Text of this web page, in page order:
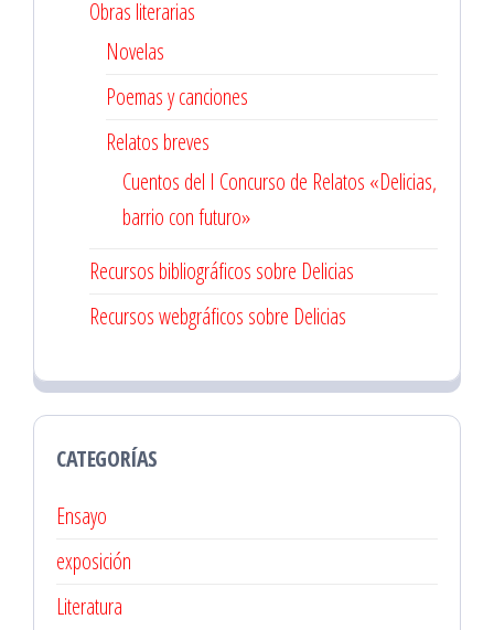
Obras literarias
Novelas
Poemas y canciones
Relatos breves
Cuentos del I Concurso de Relatos «Delicias,
barrio con futuro»
Recursos bibliográficos sobre Delicias
Recursos webgráficos sobre Delicias
CATEGORÍAS
Ensayo
exposición
Literatura